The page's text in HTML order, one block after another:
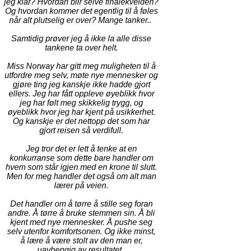
Og hvordan kommer det egentlig til å føles
når alt plutselig er over? Mange tanker..
Samtidig prøver jeg å ikke la alle disse
tankene ta over helt.
Miss Norway har gitt meg muligheten til å
utfordre meg selv, møte nye mennesker og
gjøre ting jeg kanskje ikke hadde gjort
ellers. Jeg har fått oppleve øyeblikk hvor
jeg har følt meg skikkelig trygg, og
øyeblikk hvor jeg har kjent på usikkerhet.
Og kanskje er det nettopp det som har
gjort reisen så verdifull.
Jeg tror det er lett å tenke at en
konkurranse som dette bare handler om
hvem som står igjen med en krone til slutt.
Men for meg handler det også om alt man
lærer på veien.
Det handler om å tørre å stille seg foran
andre. Å tørre å bruke stemmen sin. Å bli
kjent med nye mennesker. Å pushe seg
selv utenfor komfortsonen. Og ikke minst,
å lære å være stolt av den man er,